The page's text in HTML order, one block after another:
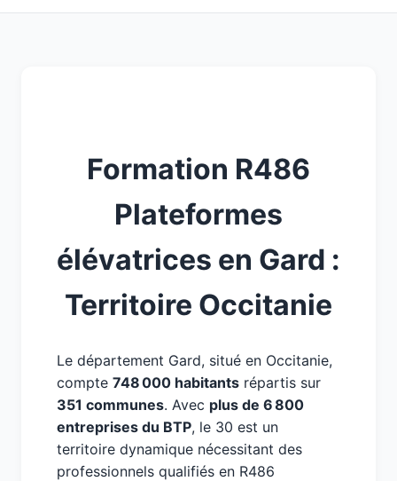
Formation R486
Plateformes
élévatrices en Gard :
Territoire Occitanie
Le département Gard, situé en Occitanie,
compte 748 000 habitants répartis sur
351 communes. Avec plus de 6 800
entreprises du BTP, le 30 est un
territoire dynamique nécessitant des
professionnels qualifiés en R486